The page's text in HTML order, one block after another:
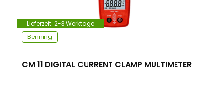
Lieferzeit: 2-3 Werktage
Benning
CM 11 DIGITAL CURRENT CLAMP MULTIMETER